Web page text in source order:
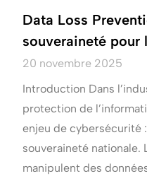
Data Loss
souveraineté pour
20 novembre 2025
Introduction Dans
protection de
enjeu de cybersécurité
souveraineté
manipulent des